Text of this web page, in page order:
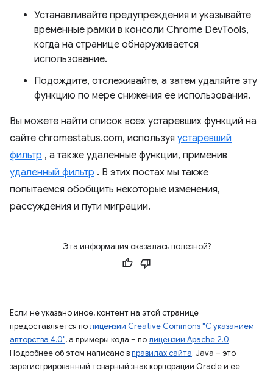
Устанавливайте предупреждения и указывайте
временные рамки в консоли Chrome DevTools,
когда на странице обнаруживается
использование.
Подождите, отслеживайте, а затем удаляйте эту
функцию по мере снижения ее использования.
Вы можете найти список всех устаревших функций на
сайте chromestatus.com, используя устаревший
фильтр , а также удаленные функции, применив
удаленный фильтр . В этих постах мы также
попытаемся обобщить некоторые изменения,
рассуждения и пути миграции.
Эта информация оказалась полезной?
Если не указано иное, контент на этой странице
предоставляется полицензии Creative Commons "С указанием
авторства 4.0", а примеры кода – полицензии Apache 2.0.
Подробнее об этом написано вправилах сайта. Java – это
зарегистрированный товарный знак корпорации Oracle и ее